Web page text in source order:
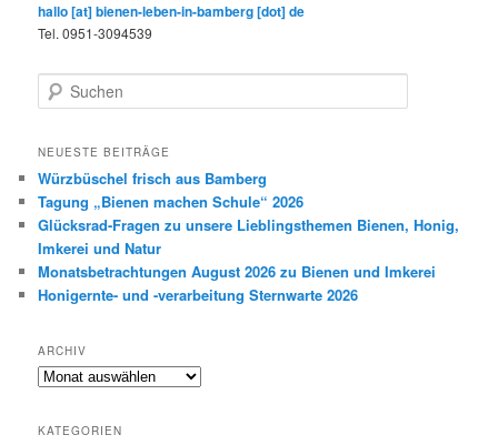
hallo [at] bienen-leben-in-bamberg [dot] de
Tel. 0951-3094539
u
h
n
NEUESTE BEITRÄGE
Würzbüschel frisch aus Bamberg
Tagung „Bienen machen Schule“ 2026
Glücksrad-Fragen zu unsere Lieblingsthemen Bienen, Honig,
Imkerei und Natur
Monatsbetrachtungen August 2026 zu Bienen und Imkerei
Honigernte- und -verarbeitung Sternwarte 2026
ARCHIV
Archiv
KATEGORIEN